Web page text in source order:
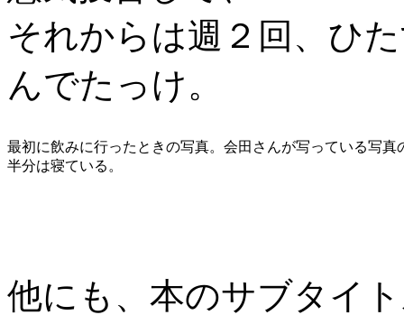
それからは週２回、ひ
んでたっけ。
最初に飲みに行ったときの写真。会田さんが写っている写真
半分は寝ている。
他にも、本のサブタイ